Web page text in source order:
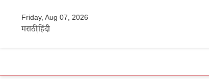
Friday, Aug 07, 2026
मराठीहिंदी